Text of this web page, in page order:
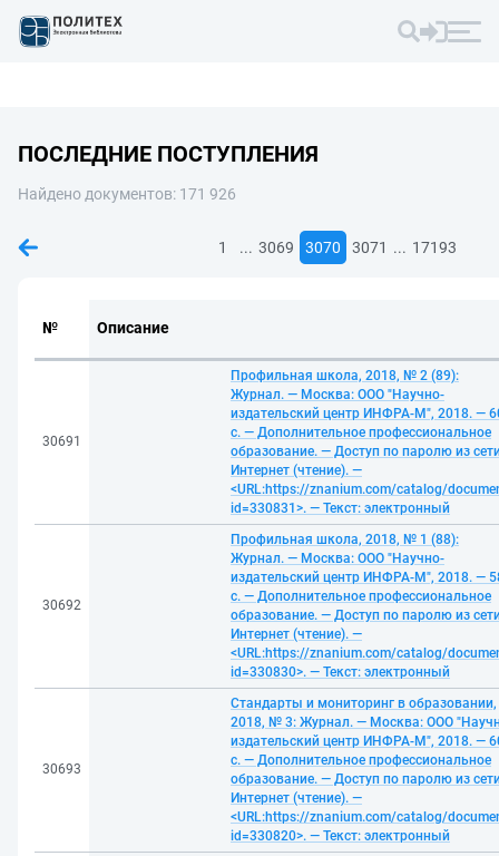
ПОСЛЕДНИЕ ПОСТУПЛЕНИЯ
Найдено документов: 171 926
1 ... 3069 3070 3071 ... 17193
№ Описание
30691
Профильная школа, 2018, № 2 (89):
Журнал. — Москва: ООО "Научно-
издательский центр ИНФРА-М", 2018. —
с. — Дополнительное профессиональное
образование. — Доступ по паролю из
Интернет (чтение). —
<URL:https://znanium.com/catalog/
id=330831>. — Текст: электронный
30692
Профильная школа, 2018, № 1 (88):
Журнал. — Москва: ООО "Научно-
издательский центр ИНФРА-М", 2018. —
с. — Дополнительное профессиональное
образование. — Доступ по паролю из
Интернет (чтение). —
<URL:https://znanium.com/catalog/
id=330830>. — Текст: электронный
30693
Стандарты и мониторинг в образовании,
2018, № 3: Журнал. — Москва: ООО
издательский центр ИНФРА-М", 2018. —
с. — Дополнительное профессиональное
образование. — Доступ по паролю из
Интернет (чтение). —
<URL:https://znanium.com/catalog/
id=330820>. — Текст: электронный